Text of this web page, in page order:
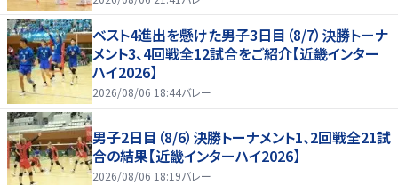
ベスト4進出を懸けた男子3日目（8/7）決勝トーナ
メント3、4回戦全12試合をご紹介【近畿インター
ハイ2026】
2026/08/06 18:44バレー
男子2日目（8/6）決勝トーナメント1、2回戦全21試
合の結果【近畿インターハイ2026】
2026/08/06 18:19バレー